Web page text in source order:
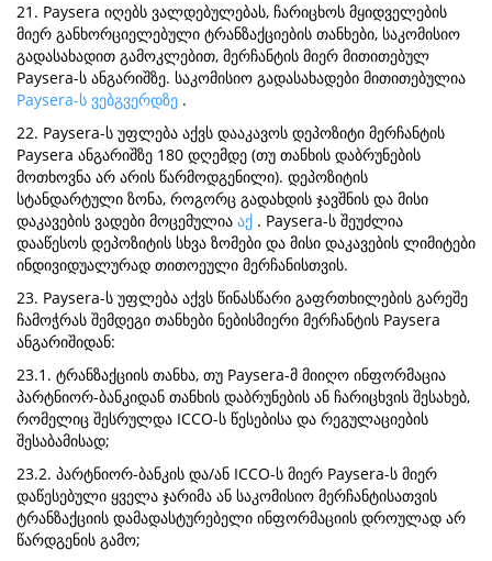
21. Paysera იღებს ვალდებულებას, ჩარიცხოს მყიდველების
მიერ განხორციელებული ტრანზაქციების თანხები, საკომისიო
გადასახადით გამოკლებით, მერჩანტის მიერ მითითებულ
Paysera-ს ანგარიშზე. საკომისიო გადასახადები მითითებულია
Paysera-ს ვებგვერდზე .
22. Paysera-ს უფლება აქვს დააკავოს დეპოზიტი მერჩანტის
Paysera ანგარიშზე 180 დღემდე (თუ თანხის დაბრუნების
მოთხოვნა არ არის წარმოდგენილი). დეპოზიტის
სტანდარტული ზონა, როგორც გადახდის ჯავშნის და მისი
დაკავების ვადები მოცემულია აქ . Paysera-ს შეუძლია
დააწესოს დეპოზიტის სხვა ზომები და მისი დაკავების ლიმიტები
ინდივიდუალურად თითოეული მერჩანისთვის.
23. Paysera-ს უფლება აქვს წინასწარი გაფრთხილების გარეშე
ჩამოჭრას შემდეგი თანხები ნებისმიერი მერჩანტის Paysera
ანგარიშიდან:
23.1. ტრანზაქციის თანხა, თუ Paysera-მ მიიღო ინფორმაცია
პარტნიორ-ბანკიდან თანხის დაბრუნების ან ჩარიცხვის შესახებ,
რომელიც შესრულდა ICCO-ს წესებისა და რეგულაციების
შესაბამისად;
23.2. პარტნიორ-ბანკის და/ან ICCO-ს მიერ Paysera-ს მიერ
დაწესებული ყველა ჯარიმა ან საკომისიო მერჩანტისათვის
ტრანზაქციის დამადასტურებელი ინფორმაციის დროულად არ
წარდგენის გამო;